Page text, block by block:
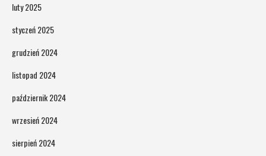
luty 2025
styczeń 2025
grudzień 2024
listopad 2024
październik 2024
wrzesień 2024
sierpień 2024